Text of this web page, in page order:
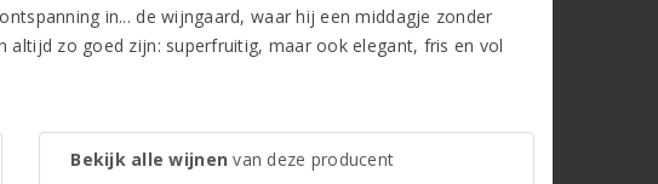
in... de wijngaard, waar hij een middagje zonder
altijd zo goed zijn: superfruitig, maar ook elegant, fris en vol
Bekijk alle wijnen van deze producent